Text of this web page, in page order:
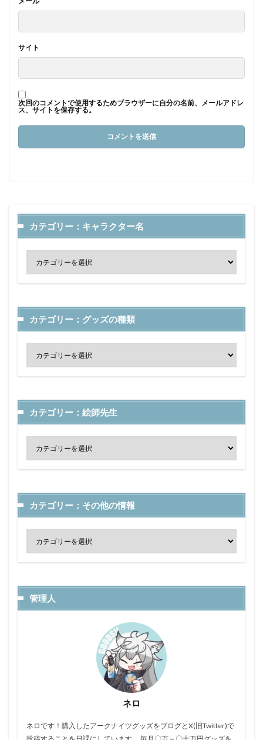
サイト
次回のコメントで使用するためブラウザーに自分の名前、メールアドレ
ス、サイトを保存する。
カテゴリー：キャラクター名
カテゴリー：グッズの種類
カテゴリー：絵師先生
カテゴリー：その他の情報
管理人
ネロ
ネロです！購入したアークナイツグッズをブログとX(旧Twitter)で